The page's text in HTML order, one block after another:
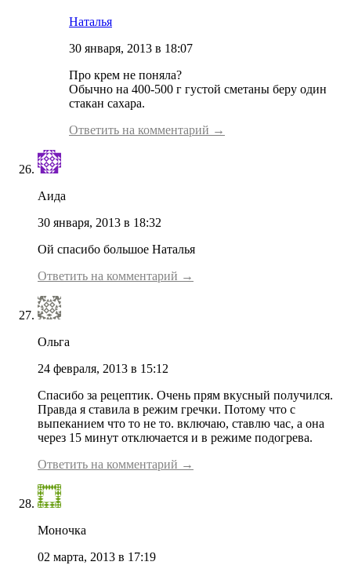
Наталья
30 января, 2013 в 18:07
Про крем не поняла?
Обычно на 400-500 г густой сметаны беру один
стакан сахара.
Ответить на комментарий →
Аида
30 января, 2013 в 18:32
Ой спасибо большое Наталья
Ответить на комментарий →
Ольга
24 февраля, 2013 в 15:12
Спасибо за рецептик. Очень прям вкусный получился.
Правда я ставила в режим гречки. Потому что с
выпеканием что то не то. включаю, ставлю час, а она
через 15 минут отключается и в режиме подогрева.
Ответить на комментарий →
Моночка
02 марта, 2013 в 17:19